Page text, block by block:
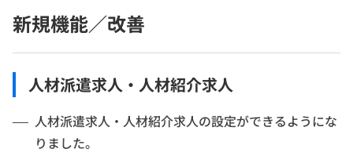
新規機能／改善
人材派遣求人・人材紹介求人
人材派遣求人・人材紹介求人の設定ができるようにな
りました。